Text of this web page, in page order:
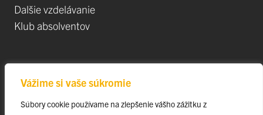
Vážime si vaše súkromie
Súbory cookie používame na zlepšenie vášho zážitku z
Dalšie vzdelávanie
Klub absolventov